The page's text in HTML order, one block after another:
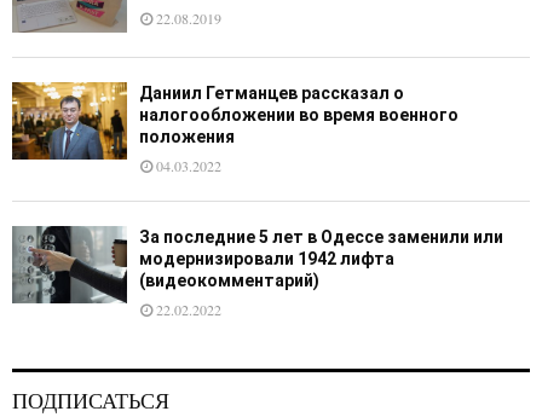
22.08.2019
Даниил Гетманцев рассказал о
налогообложении во время военного
положения
04.03.2022
За последние 5 лет в Одессе заменили или
модернизировали 1942 лифта
(видеокомментарий)
22.02.2022
ПОДПИСАТЬСЯ